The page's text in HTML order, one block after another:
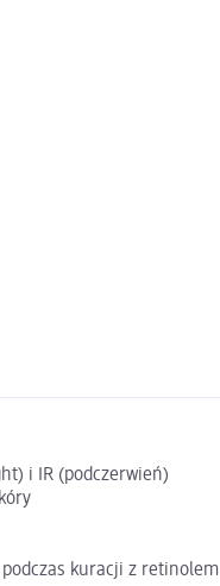
i IR (podczerwień)
kuracji z retinolem